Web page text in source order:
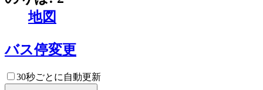
地図
バス停変更
30秒ごとに自動更新